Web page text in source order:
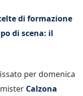
di formazione
di scena: il
per domenica
Calzona